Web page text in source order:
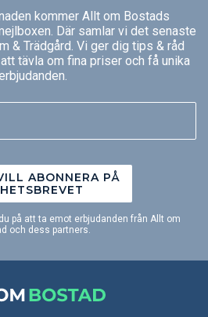
kommer Allt om Bostads
Där samlar vi det senaste
& Trädgård. Vi ger dig tips & råd
tävla om fina priser och få unika
ABONNERA PÅ
på att ta emot erbjudanden från Allt om
och dess partners.